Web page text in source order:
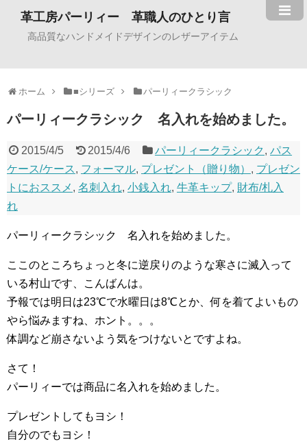
革工房パーリィー 革職人のひとり言
高品質なハンドメイドデザインのレザーアイテム
ホーム ■シリーズ パーリィークラシック
パーリィークラシック 名入れを始めました。
2015/4/5 2015/4/6 パーリィークラシック ,パス
ケース/ケース, フォーマル, プレゼント（贈り物） , プレゼン
トにおススメ , 名刺入れ, 小銭入れ, 牛革キップ, 財布/札入
れ
パーリィークラシック 名入れを始めました。
ここのところちょっと冬に逆戻りのような寒さに滅入って
いる村山です、こんばんは。
予報では明日は23℃で水曜日は8℃とか、何を着てよいもの
やら悩みますね、ホント。。。
体調など崩さないよう気をつけないとですよね。
さて！
パーリィーでは商品に名入れを始めました。
プレゼントしてもヨシ！
自分のでもヨシ！